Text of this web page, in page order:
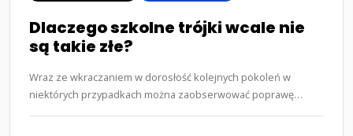
Dlaczego szkolne trójki wcale nie
są takie złe?
Wraz ze wkraczaniem w dorosłość kolejnych pokoleń w
niektórych przypadkach można zaobserwować poprawę